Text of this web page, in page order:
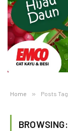
Home » Posts
BROWSING: